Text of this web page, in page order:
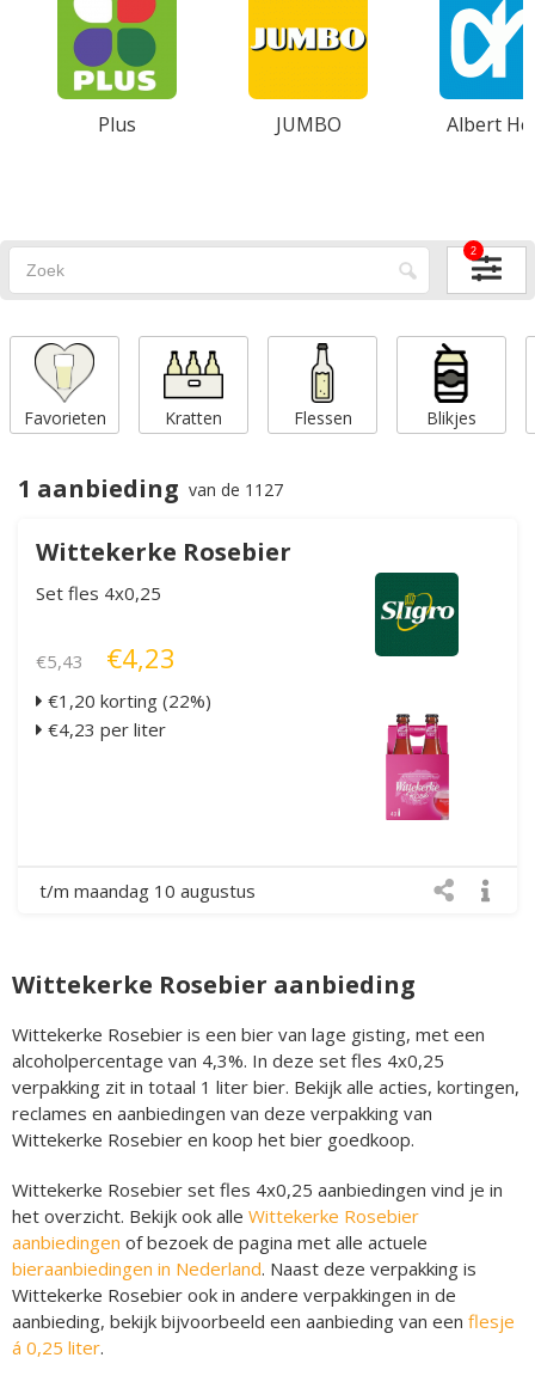
Plus JUMBO Albert
2
Favorieten Kratten Flessen Blikjes
1 aanbieding van de 1127
Wittekerke Rosebier
Set fles 4x0,25
€5,43 €4,23
€1,20 korting (22%)
€4,23 per liter
t/m maandag 10 augustus
Wittekerke Rosebier aanbieding
Wittekerke Rosebier is een bier van lage gisting, met een
alcoholpercentage van 4,3%. In deze set fles 4x0,25
verpakking zit in totaal 1 liter bier. Bekijk alle acties, kortingen,
reclames en aanbiedingen van deze verpakking van
Wittekerke Rosebier en koop het bier goedkoop.
Wittekerke Rosebier set fles 4x0,25 aanbiedingen vind je in
het overzicht. Bekijk ook alle Wittekerke Rosebier
aanbiedingen of bezoek de pagina met alle actuele
bieraanbiedingen in Nederland. Naast deze verpakking is
Wittekerke Rosebier ook in andere verpakkingen in de
aanbieding, bekijk bijvoorbeeld een aanbieding van een flesje
á 0,25 liter.